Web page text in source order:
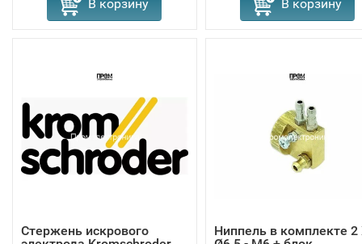
В корзину В корзину
Стержень искрового
Ниппель в комплекте 2